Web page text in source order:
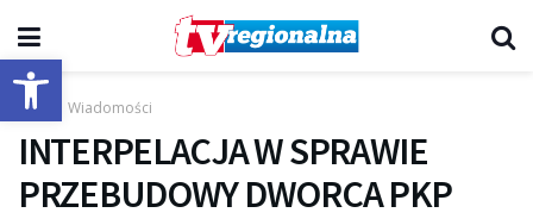
Otwórz pasek narzędzi
Start Wiadomości
INTERPELACJA W SPRAWIE
PRZEBUDOWY DWORCA PKP